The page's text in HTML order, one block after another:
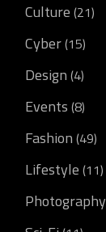
Culture (21)
Cyber(15)
Design (4)
Events (8)
Fashion (49)
Lifestyle (11)
Photography